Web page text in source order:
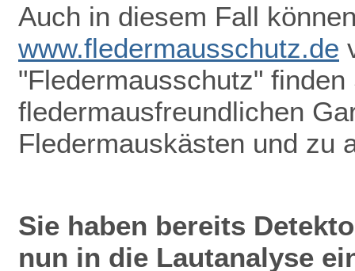
Auch in diesem Fall
www.fledermausschutz.de
"Fledermausschutz"
fledermausfreundlichen
Fledermauskästen und zu
Sie haben bereits
nun in die Lautanalyse